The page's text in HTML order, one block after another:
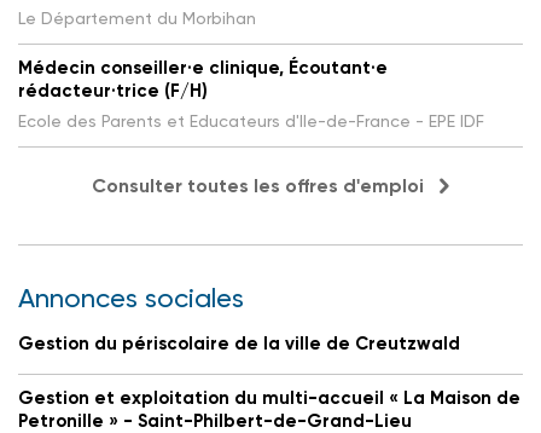
Le Département du Morbihan
Médecin conseiller·e clinique, Écoutant·e
rédacteur·trice (F/H)
Ecole des Parents et Educateurs d'Ile-de-France - EPE IDF
Consulter toutes les offres d'emploi
Annonces sociales
Gestion du périscolaire de la ville de Creutzwald
Gestion et exploitation du multi-accueil « La Maison de
Petronille » - Saint-Philbert-de-Grand-Lieu